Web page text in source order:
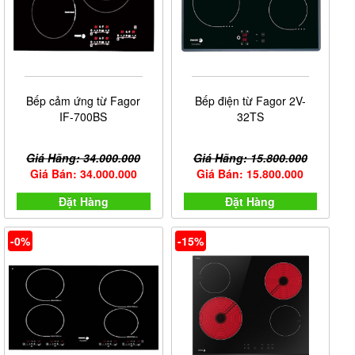
nhiệt, Inverter,... Để tìm hiểu chi tiết về sản phẩm bếp
điện từ 2 vùng nấu quý khách có thể tham khảo
đây.
Bếp điện từ 2 vùng nấu chính hãng
Bếp cảm ứng từ Fagor
IF-700BS
Giá Hãng: 34.000.000
Giá Bán: 34.000.000
Đặt Hàng
Bếp điện từ Fagor 2V-
32TS
Giá Hãng: 15.800.000
Giá Bán: 15.800.000
Đặt Hàng
-0% -15%